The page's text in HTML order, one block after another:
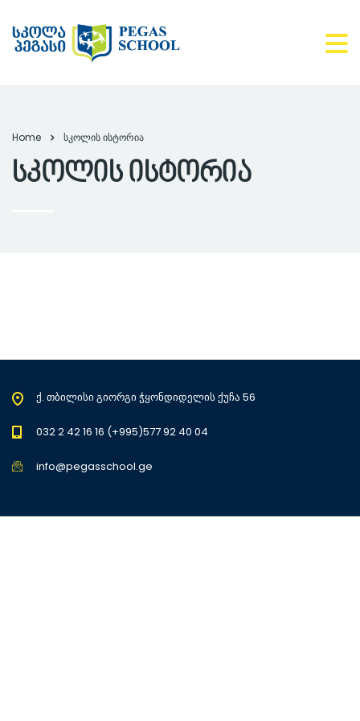
Home სკოლის ისტორია
სკოლის ისტორია
ქ. თბილისი გიორგი ჭყონდიდელის ქუჩა 56
032 2 42 16 16 (+995)577 92 40 04
info@pegasschool.ge